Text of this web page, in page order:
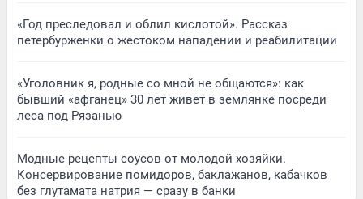
«Год преследовал и облил кислотой». Рассказ
петербурженки о жестоком нападении и реабилитации
«Уголовник я, родные со мной не общаются»: как
бывший «афганец» 30 лет живет в землянке посреди
леса под Рязанью
Модные рецепты соусов от молодой хозяйки.
Консервирование помидоров, баклажанов, кабачков
без глутамата натрия — сразу в банки